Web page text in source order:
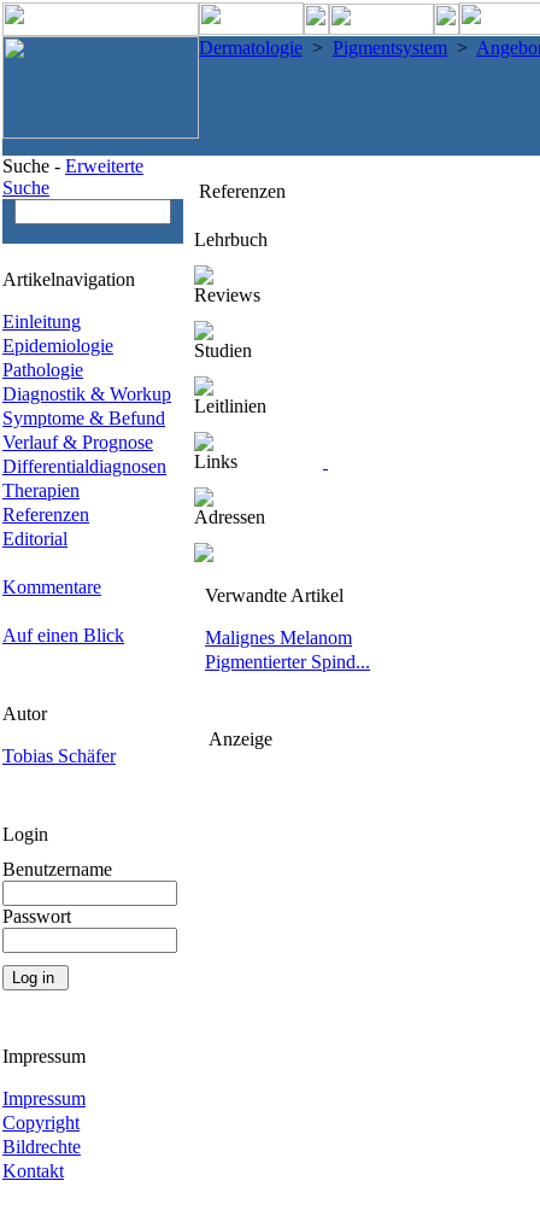
Dermatologie > Pigmentsystem >
Suche - Erweiterte
Suche
Artikelnavigation
Einleitung
Epidemiologie
Pathologie
Diagnostik & Workup
Symptome & Befund
Verlauf & Prognose
Differentialdiagnosen
Therapien
Referenzen
Editorial
Kommentare
Auf einen Blick
Autor
Tobias Schäfer
Login
Benutzername
Passwort
Impressum
Impressum
Copyright
Bildrechte
Kontakt
Referenzen
Lehrbuch
Reviews
Studien
Leitlinien
Links
Adressen
Verwandte Artikel
Malignes Melanom
Pigmentierter Spind...
Anzeige